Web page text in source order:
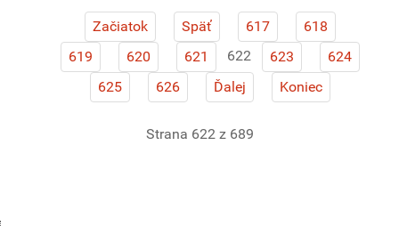
Začiatok Späť 617
618
619
620 621 622 623
624
625
626 Ďalej Koniec
Strana 622 z 689